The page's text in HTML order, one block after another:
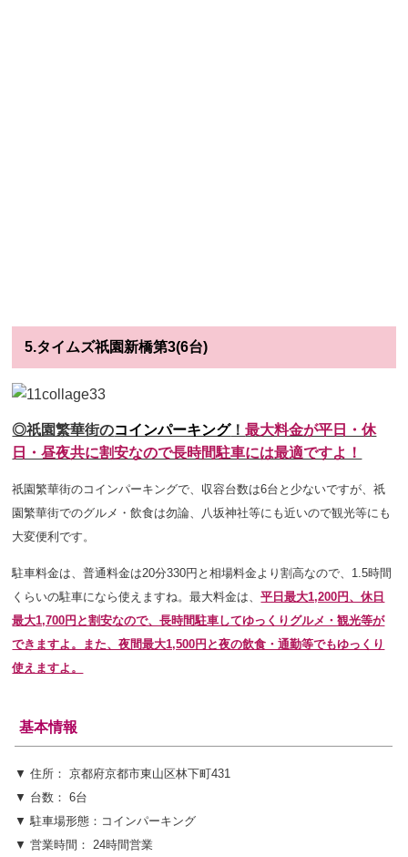
5.タイムズ祇園新橋第3(6台)
◎祇園繁華街のコインパーキング！最大料金が平日・休
日・昼夜共に割安なので長時間駐車には最適ですよ！
祇園繁華街のコインパーキングで、収容台数は6台と少ないですが、祇
園繁華街でのグルメ・飲食は勿論、八坂神社等にも近いので観光等にも
大変便利です。
駐車料金は、普通料金は20分330円と相場料金より割高なので、1.5時間
くらいの駐車になら使えますね。最大料金は、平日最大1,200円、休日
最大1,700円と割安なので、長時間駐車してゆっくりグルメ・観光等が
できますよ。また、夜間最大1,500円と夜の飲食・通勤等でもゆっくり
使えますよ。
基本情報
▼ 住所： 京都府京都市東山区林下町431
▼ 台数： 6台
▼ 駐車場形態：コインパーキング
▼ 営業時間： 24時間営業